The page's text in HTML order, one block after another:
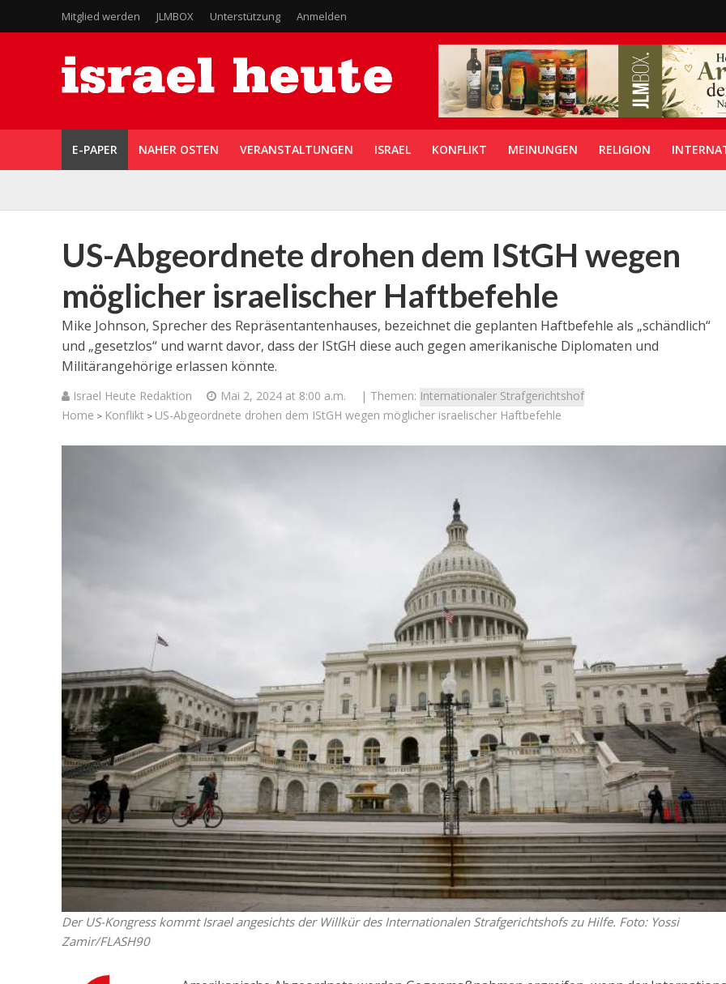
Mitglied werden JLMBOX Unterstützung Anmelden
E-PAPER NAHER OSTEN VERANSTALTUNGEN ISRAEL KONFLIKT MEINUNGEN RELIGION
US-Abgeordnete drohen dem IStGH wegen
möglicher israelischer Haftbefehle
Mike Johnson, Sprecher des Repräsentantenhauses, bezeichnet die geplanten Haftbefehle als „schändlich“
und „gesetzlos“ und warnt davor, dass der IStGH diese auch gegen amerikanische Diplomaten und
Militärangehörige erlassen könnte.
Israel Heute Redaktion Mai 2, 2024 at 8:00 a.m. | Themen: Internationaler Strafgerichtshof
Home > Konflikt > US-Abgeordnete drohen dem IStGH wegen möglicher israelischer Haftbefehle
Der US-Kongress kommt Israel angesichts der Willkür des Internationalen Strafgerichtshofs zu Hilfe. Foto: Yossi
Zamir/FLASH90
Videopodcast
VIDEOPODCAST – AfD und
Israel: Verändert ein Gespräch
das israelische Bild der Partei?
Israelische Wahlen 2026: Das
die Knesset – Vladimir